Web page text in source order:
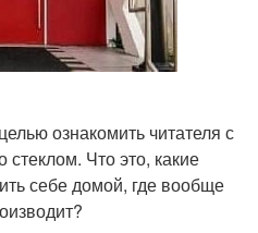
ознакомить читателя с
Что это, какие
себе домой, где вообще